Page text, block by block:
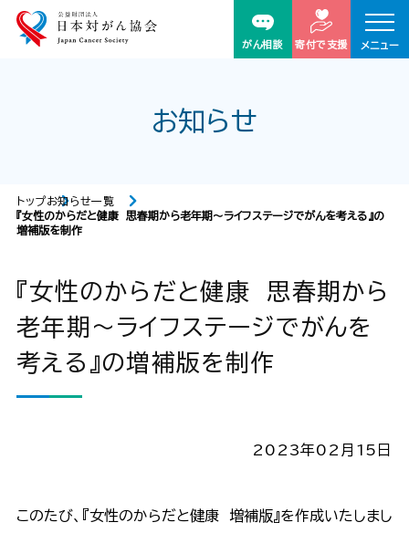
がん相談 寄付で支援 メニュー
お知らせ
トップお知らせ一覧
『女性のからだと健康 思春期から老年期～ライフステージでがんを考える』の
増補版を制作
『女性のからだと健康 思春期から
老年期～ライフステージでがんを
考える』の増補版を制作
2023年02月15日
このたび、『女性のからだと健康 増補版』を作成いたしまし